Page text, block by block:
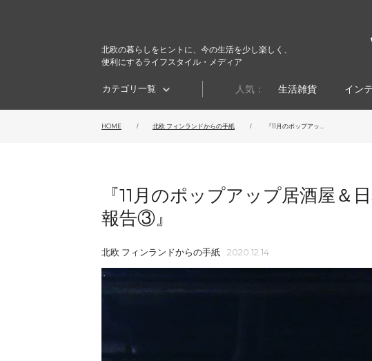
北欧の暮らしをヒントに、今の生活を少し楽しく、
便利にするライフスタイル・メディア
カテゴリ一覧 人気： 生活雑貨 イン
HOME 北欧 フィンランドからの手紙 『11月のポップアッ...
『11月のポップアップ居酒屋＆
報告③』
北欧 フィンランドからの手紙 2020.12.14